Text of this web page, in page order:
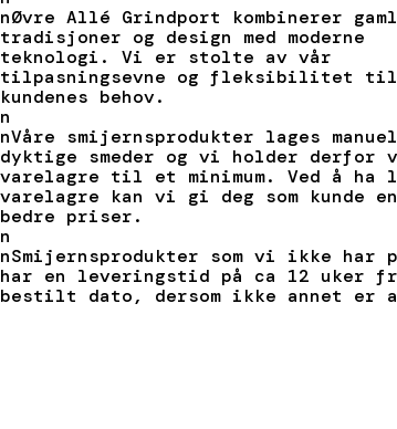
nØvre Allé Grindport kombinerer
tradisjoner og design med moderne
teknologi. Vi er stolte av vår
tilpasningsevne og fleksibilitet til
kundenes behov.
n
nVåre smijernsprodukter lages
dyktige smeder og vi holder derfor
varelagre til et minimum. Ved å ha
varelagre kan vi gi deg som kunde
bedre priser.
n
nSmijernsprodukter som vi ikke har
har en leveringstid på ca 12 uker
bestilt dato, dersom ikke annet er